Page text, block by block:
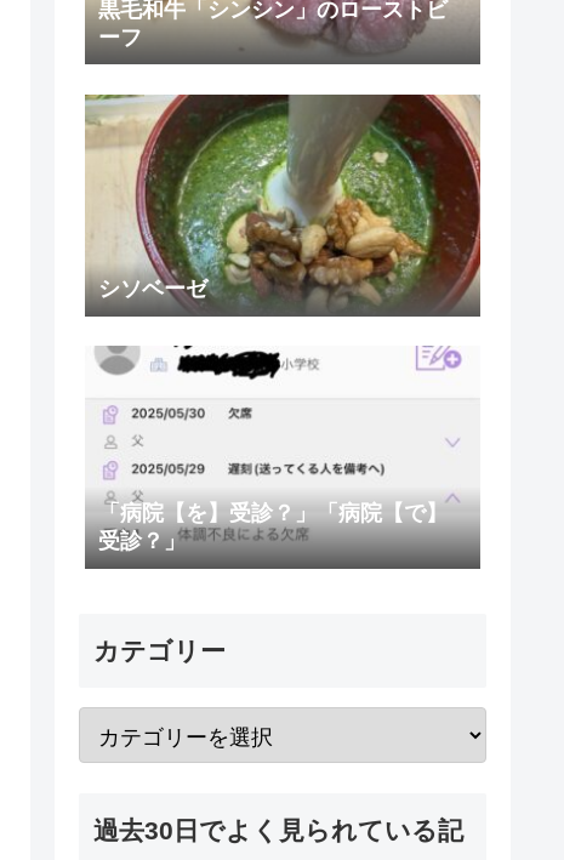
黒毛和牛「シンシン」のローストビ
ーフ
シソベーゼ
「病院【を】受診？」「病院【で】
受診？」
カテゴリー
過去30日でよく見られている記